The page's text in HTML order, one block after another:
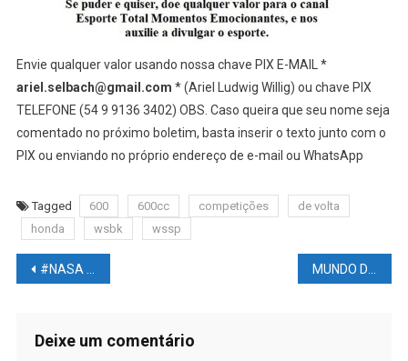
Envie qualquer valor usando nossa chave PIX E-MAIL *
ariel.selbach@gmail.com * (Ariel Ludwig Willig) ou chave PIX
TELEFONE (54 9 9136 3402) OBS. Caso queira que seu nome seja
comentado no próximo boletim, basta inserir o texto junto com o
PIX ou enviando no próprio endereço de e-mail ou WhatsApp
Tagged 600 600cc competições
de volta
honda
wsbk wssp
Navegação
Post
#NASA encontra rochas em #MARTE com alta presença de moléculas de #VIDA
Deixe um comentário